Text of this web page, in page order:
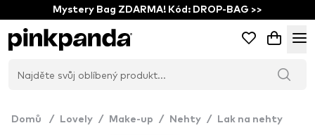
Mystery Bag ZDARMA! Kód: DROP-BAG >>
Domů / Lovely / Make-up / Nehty / Lak na nehty